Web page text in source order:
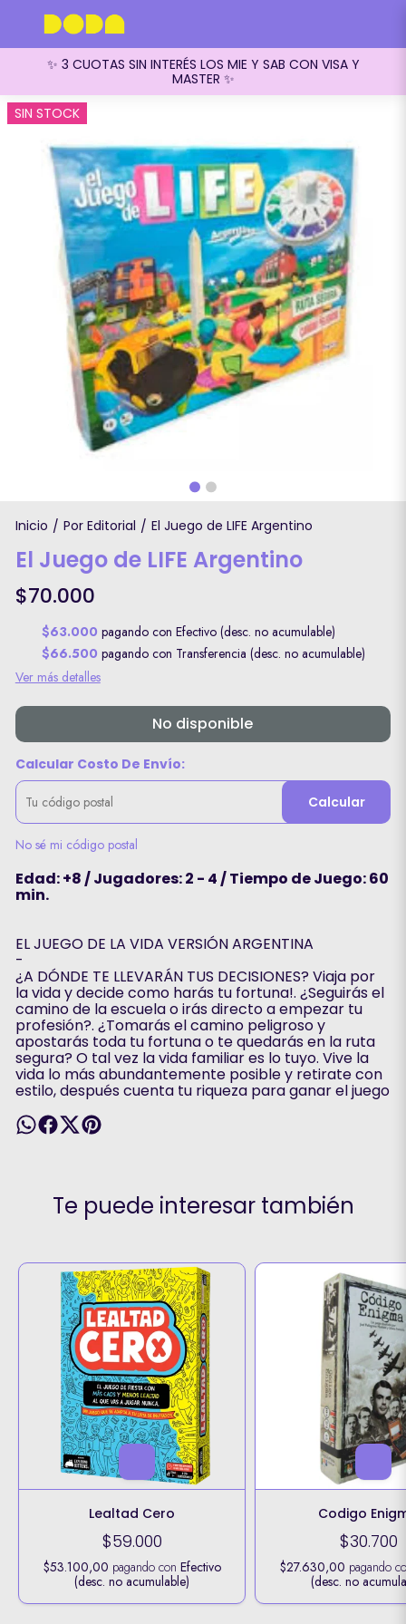
✨ 3 CUOTAS SIN INTERÉS LOS MIE Y SAB CON VISA Y
MASTER ✨
SIN STOCK
Inicio / Por Editorial / El Juego de LIFE Argentino
El Juego de LIFE Argentino
$70.000
$63.000 pagando con Efectivo (desc. no acumulable)
$66.500 pagando con Transferencia (desc. no acumulable)
Ver más detalles
No disponible
Calcular Costo De Envío:
Calcular
No sé mi código postal
Edad: +8 / Jugadores: 2 - 4 / Tiempo de Juego: 60
min.
EL JUEGO DE LA VIDA VERSIÓN ARGENTINA
-
¿A DÓNDE TE LLEVARÁN TUS DECISIONES? Viaja por
la vida y decide como harás tu fortuna!. ¿Seguirás el
camino de la escuela o irás directo a empezar tu
profesión?. ¿Tomarás el camino peligroso y
apostarás toda tu fortuna o te quedarás en la ruta
segura? O tal vez la vida familiar es lo tuyo. Vive la
vida lo más abundantemente posible y retirate con
estilo, después cuenta tu riqueza para ganar el juego
Te puede interesar también
Lealtad Cero
$59.000
$53.100,00 pagando con Efectivo
(desc. no acumulable)
Codigo
$30.700
$27.630,00 pagando
(desc. no